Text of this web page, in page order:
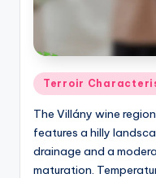
Posted
in
Terroir
The Villány wine
features a hilly
drainage and a
maturation.